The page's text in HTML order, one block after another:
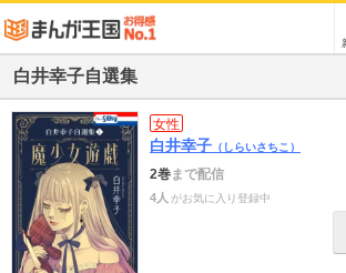
白井幸子自選集
女性
白井幸子 （しらいさちこ）
2巻まで配信
4人 がお気に入り登録中